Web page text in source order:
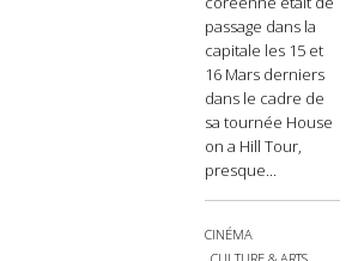
passage dans la
capitale les 15 et
16 Mars derniers
dans le cadre de
sa tournée House
on a Hill Tour,
presque...
CINÉMA